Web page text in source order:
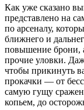
Как уже сказано
представлено на
по арсеналу,
ближнего и
повышение брони,
прочие уловки.
чтобы прикинуть
прокачки — от
самую гущу
копьем, до